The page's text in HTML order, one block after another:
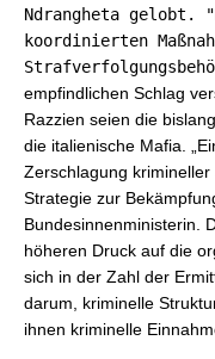
Ndrangheta gelobt.
koordinierten
empfindlichen Schlag
Razzien seien die
die italienische Mafia.
Zerschlagung
Strategie zur
Bundesinnenministerin.
höheren Druck auf die
sich in der Zahl der
darum, kriminelle
ihnen kriminelle